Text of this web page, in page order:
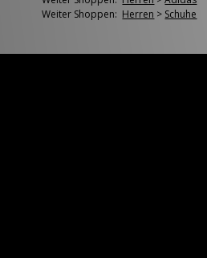
Weiter Shoppen: Herren > Schuhe